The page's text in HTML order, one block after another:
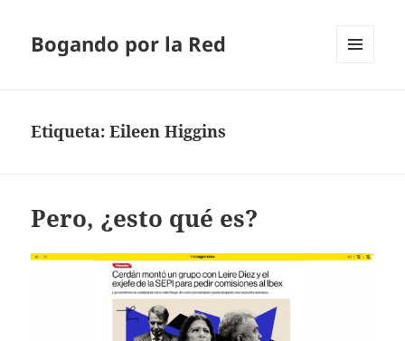
Bogando por la Red
Etiqueta:Eileen Higgins
Pero, ¿esto qué es?